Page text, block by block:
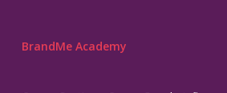
BrandMe Academy